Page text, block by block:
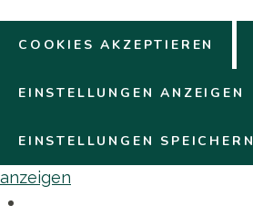
COOKIES AKZEPTIEREN
EINSTELLUNGEN ANZEIGEN
EINSTELLUNGEN SPEICHERN
anzeigen